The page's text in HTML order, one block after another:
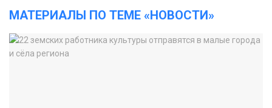
МАТЕРИАЛЫ ПО ТЕМЕ «НОВОСТИ»